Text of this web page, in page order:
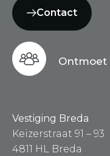
Contact
Ontmoet
Vestiging Breda
Keizerstraat 91 – 93
4811 HL Breda